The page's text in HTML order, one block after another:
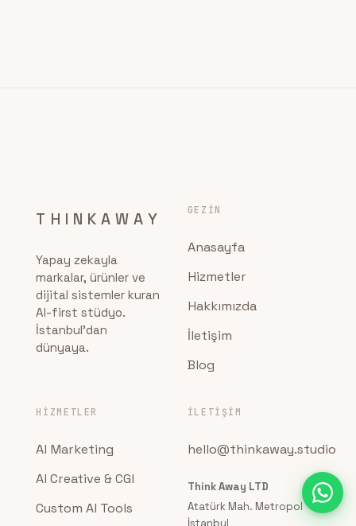
THINKAWAY
Yapay zekayla
markalar, ürünler ve
dijital sistemler kuran
AI-first stüdyo.
İstanbul'dan
dünyaya.
GEZIN
Anasayfa
Hizmetler
Hakkımızda
İletişim
Blog
HIZMETLER
AI Marketing
AI Creative & CGI
Custom AI Tools
İLETIŞIM
hello@thinkaway.studio
Think Away LTD
Atatürk Mah. Metropol